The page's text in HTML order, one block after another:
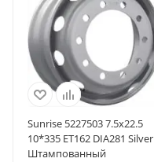
Sunrise 5227503 7.5x22.5
10*335 ET162 DIA281 Silver
Штампованный